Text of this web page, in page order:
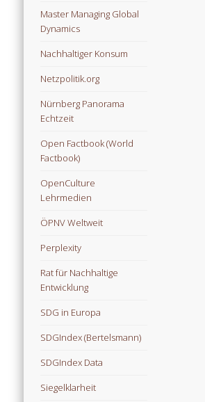
Master Managing Global
Dynamics
Nachhaltiger Konsum
Netzpolitik.org
Nürnberg Panorama
Echtzeit
Open Factbook (World
Factbook)
OpenCulture
Lehrmedien
ÖPNV Weltweit
Perplexity
Rat für Nachhaltige
Entwicklung
SDG in Europa
SDGIndex (Bertelsmann)
SDGIndex Data
Siegelklarheit